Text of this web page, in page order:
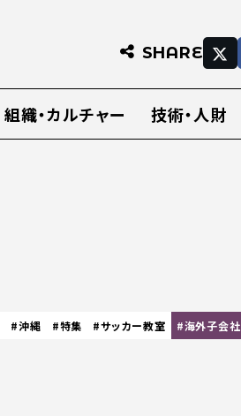
SHARE
組織・カルチャー 技術・人財
#沖縄 #特集 #サッカー教室
#海外子会社